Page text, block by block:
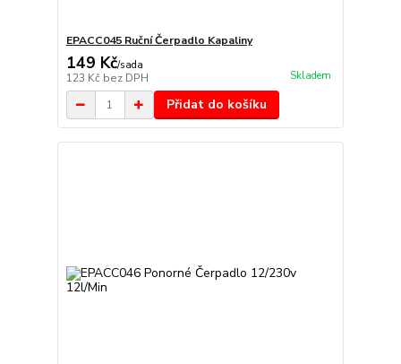
EPACC045 Ruční Čerpadlo Kapaliny
149 Kč/sada
123 Kč bez DPH Skladem
Přidat do košíku